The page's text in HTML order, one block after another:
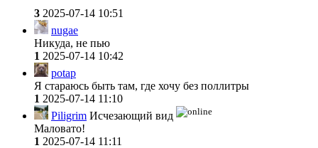
3 2025-07-14 10:51
nugae
Никуда, не пью
1 2025-07-14 10:42
potap
Я стараюсь быть там, где хочу без поллитры
1 2025-07-14 11:10
Piligrim Исчезающий вид
Маловато!
1 2025-07-14 11:11